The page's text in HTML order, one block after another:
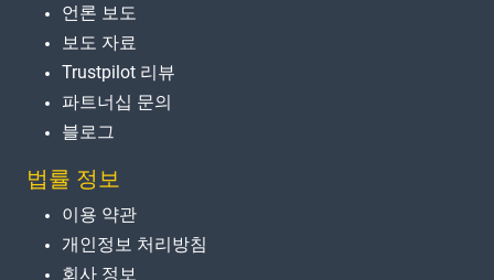
언론 보도
보도 자료
Trustpilot 리뷰
파트너십 문의
블로그
법률 정보
이용 약관
개인정보 처리방침
회사 정보